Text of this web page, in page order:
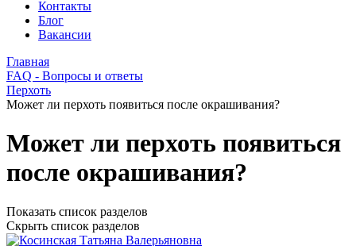
Контакты
Блог
Вакансии
Главная
FAQ - Вопросы и ответы
Перхоть
Может ли перхоть появиться после окрашивания?
Может ли перхоть появиться
после окрашивания?
Показать список разделов
Скрыть список разделов